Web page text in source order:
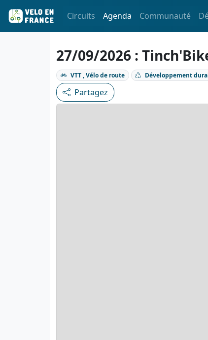
Circuits Agenda Communauté
27/09/2026 :
VTT , Vélo de route Développement
Partagez